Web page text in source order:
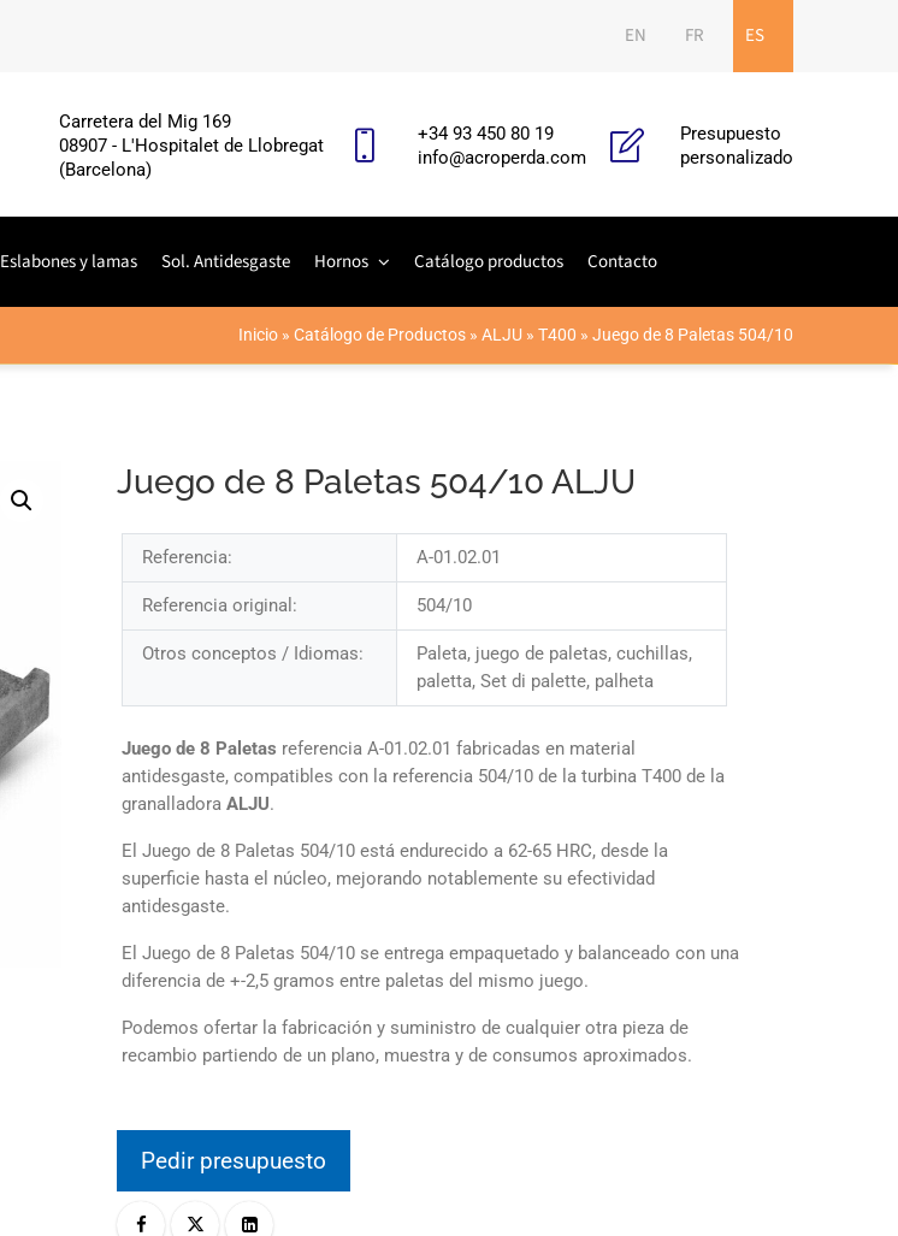
EN FR ES
Carretera del Mig 169
08907 - L'Hospitalet de Llobregat
(Barcelona)
+34 93 450 80 19
info@acroperda.com
Presupuesto
personalizado
Eslabones y lamas Sol. Antidesgaste Hornos Catálogo productos Contacto
Inicio » Catálogo de Productos » ALJU » T400 » Juego de 8 Paletas 504/10
Juego de 8 Paletas 504/10 ALJU
Referencia: A-01.02.01
Referencia original: 504/10
Otros conceptos / Idiomas:
Paleta, juego de paletas, cuchillas,
paletta, Set di palette, palheta
Juego de 8 Paletas referencia A-01.02.01 fabricadas en material
antidesgaste, compatibles con la referencia 504/10 de la turbina T400 de la
granalladoraALJU.
El Juego de 8 Paletas 504/10 está endurecido a 62-65 HRC, desde la
superficie hasta el núcleo, mejorando notablemente su efectividad
antidesgaste.
El Juego de 8 Paletas 504/10 se entrega empaquetado y balanceado con una
diferencia de +-2,5 gramos entre paletas del mismo juego.
Podemos ofertar la fabricación y suministro de cualquier otra pieza de
recambio partiendo de un plano, muestra y de consumos aproximados.
Pedir presupuesto